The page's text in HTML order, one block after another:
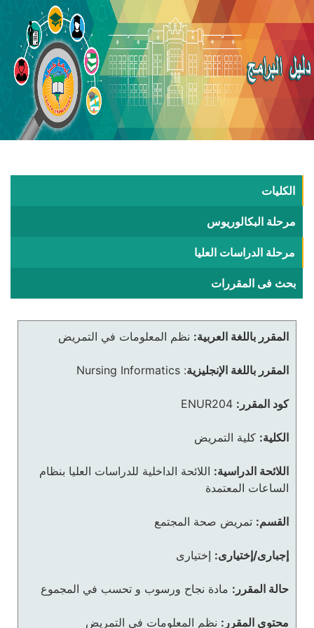
الكليات
مرحلة البكالوريوس
مرحلة الدراسات العليا
بحث فى المقررات
المقرر باللغة العربية: نظم المعلومات في التمريض
المقرر باللغة الإنجليزية:
Nursing Informatics
كود المقرر: ENUR204
الكلية: كلية التمريض
اللائحة الدراسية: اللائحة الداخلية للدراسات العليا بنظام
الساعات المعتمدة
القسم: تمريض صحة المجتمع
إجبارى/إختيارى: إختيارى
حالة المقرر: مادة نجاح ورسوب و تحسب في المجموع
محتوى المقرر: نظم المعلومات فى التمريض